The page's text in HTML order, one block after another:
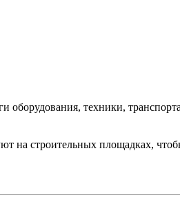
техники,
на строительных площадках,